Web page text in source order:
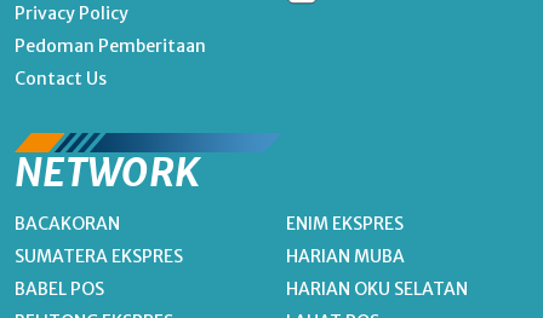
Privacy Policy
Pedoman Pemberitaan
Contact Us
NETWORK
BACAKORAN
SUMATERA EKSPRES
BABEL POS
ENIM EKSPRES
HARIAN MUBA
HARIAN OKU SELATAN